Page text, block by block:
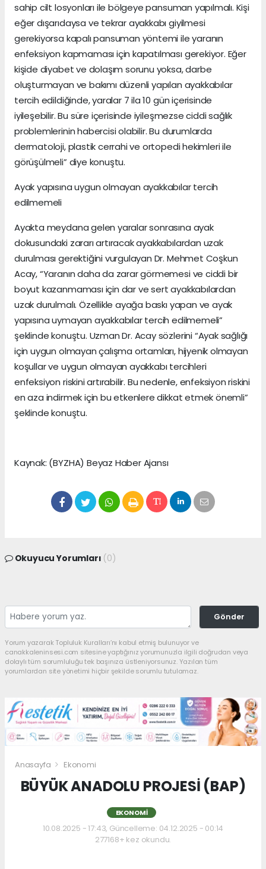
sahip cilt losyonları ile bölgeye pansuman yapılmalı. Kişi
eğer dışarıdaysa ve tekrar ayakkabı giyilmesi
gerekiyorsa kapalı pansuman yöntemi ile yaranın
enfeksiyon kapmaması için kapatılması gerekiyor. Eğer
kişide diyabet ve dolaşım sorunu yoksa, darbe
oluşturmayan ve bakımı düzenli yapılan ayakkabılar
tercih edildiğinde, yaralar 7 ila 10 gün içerisinde
iyileşebilir. Bu süre içerisinde iyileşmezse ciddi sağlık
problemlerinin habercisi olabilir. Bu durumlarda
dermatoloji, plastik cerrahi ve ortopedi hekimleri ile
görüşülmeli” diye konuştu.
Ayak yapısına uygun olmayan ayakkabılar tercih
edilmemeli
Ayakta meydana gelen yaralar sonrasına ayak
dokusundaki zararı artıracak ayakkabılardan uzak
durulması gerektiğini vurgulayan Dr. Mehmet Coşkun
Acay, “Yaranın daha da zarar görmemesi ve ciddi bir
boyut kazanmaması için dar ve sert ayakkabılardan
uzak durulmalı. Özellikle ayağa baskı yapan ve ayak
yapısına uymayan ayakkabılar tercih edilmemeli”
şeklinde konuştu. Uzman Dr. Acay sözlerini “Ayak sağlığı
için uygun olmayan çalışma ortamları, hijyenik olmayan
koşullar ve uygun olmayan ayakkabı tercihleri
enfeksiyon riskini artırabilir. Bu nedenle, enfeksiyon riskini
en aza indirmek için bu etkenlere dikkat etmek önemli”
şeklinde konuştu.
Kaynak: (BYZHA) Beyaz Haber Ajansı
Okuyucu Yorumları (0)
Gönder
Yorum yazarak Topluluk Kuralları’nı kabul etmiş bulunuyor ve
canakkaleninsesi.com sitesine yaptığınız yorumunuzla ilgili doğrudan veya
dolaylı tüm sorumluluğu tek başınıza üstleniyorsunuz. Yazılan tüm
yorumlardan site yönetimi hiçbir şekilde sorumlu tutulamaz.
Anasayfa Ekonomi
BÜYÜK ANADOLU PROJESİ (BAP)
EKONOMI
10.08.2025 - 17:43, Güncelleme: 04.12.2025 - 00:14
277168+ kez okundu.